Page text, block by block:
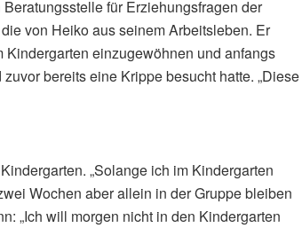
für Erziehungsfragen der
von Heiko aus seinem Arbeitsleben. Er
einzugewöhnen und anfangs
bereits eine Krippe besucht hatte. „Diese
„Solange ich im Kindergarten
Wochen aber allein in der Gruppe bleiben
„Ich will morgen nicht in den Kindergarten